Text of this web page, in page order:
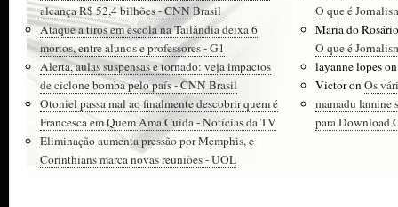
alcança R$ 52,4 bilhões - CNN Brasil
Ataque a tiros em escola na Tailândia deixa 6
mortos, entre alunos e professores - G1
Alerta, aulas suspensas e tornado: veja impactos
de ciclone bomba pelo país - CNN Brasil
Otoniel passa mal ao finalmente descobrir quem é
Francesca em Quem Ama Cuida - Notícias da TV
Eliminação aumenta pressão por Memphis, e
Corinthians marca novas reuniões - UOL
O que é
Maria do
O que é
layanne lopes
VictoronOs
mamadu lamine
para Download